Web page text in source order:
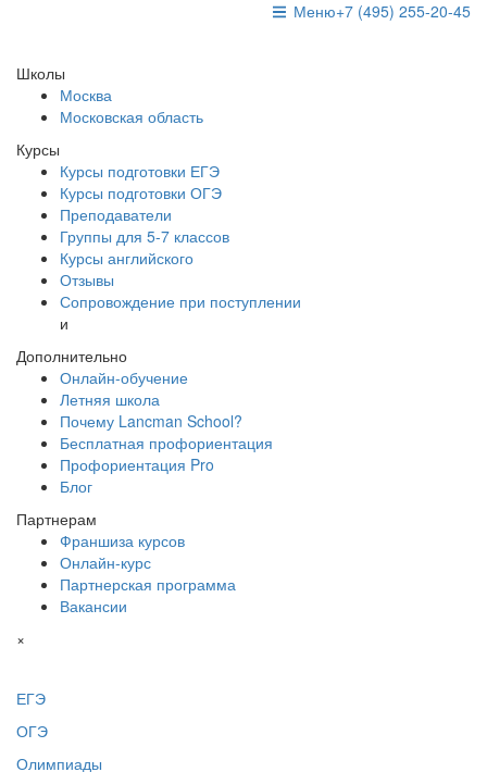
+7 (495) 255-20-45
Меню
Школы
Москва
Московская область
Курсы
Курсы подготовки ЕГЭ
Курсы подготовки ОГЭ
Преподаватели
Группы для 5-7 классов
Курсы английского
Отзывы
Сопровождение при поступлении
и
Дополнительно
Онлайн-обучение
Летняя школа
Почему Lancman School?
Бесплатная профориентация
Профориентация Pro
Блог
Партнерам
Франшиза курсов
Онлайн-курс
Партнерская программа
Вакансии
×
ЕГЭ
ОГЭ
Олимпиады